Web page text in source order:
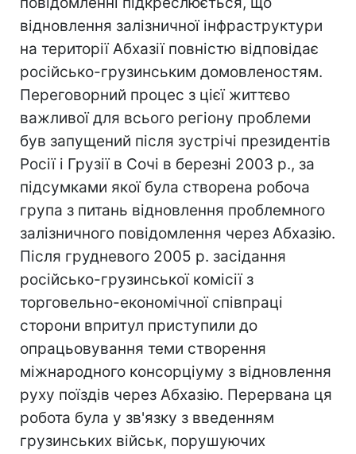
відновлення залізничної інфраструктури
на території Абхазії повністю відповідає
російсько-грузинським домовленостям.
Переговорний процес з цієї життєво
важливої для всього регіону проблеми
був запущений після зустрічі президентів
Росії і Грузії в Сочі в березні 2003 р., за
підсумками якої була створена робоча
група з питань відновлення проблемного
залізничного повідомлення через Абхазію.
Після грудневого 2005 р. засідання
російсько-грузинської комісії з
торговельно-економічної співпраці
сторони впритул приступили до
опрацьовування теми створення
міжнародного консорціуму з відновлення
руху поїздів через Абхазію. Перервана ця
робота була у зв'язку з введенням
грузинських військ, порушуючих